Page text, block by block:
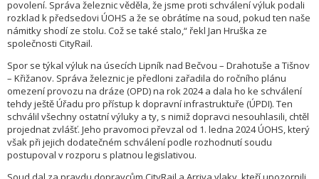
povolení. Správa železnic věděla, že jsme proti schválení výluk podali
rozklad k předsedovi ÚOHS a že se obrátíme na soud, pokud ten naše
námitky shodí ze stolu. Což se také stalo,“ řekl Jan Hruška ze
společnosti CityRail.
Spor se týkal výluk na úsecích Lipník nad Bečvou – Drahotuše a Tišnov
– Křižanov. Správa železnic je předloni zařadila do ročního plánu
omezení provozu na dráze (OPD) na rok 2024 a dala ho ke schválení
tehdy ještě Úřadu pro přístup k dopravní infrastruktuře (ÚPDI). Ten
schválil všechny ostatní výluky a ty, s nimiž dopravci nesouhlasili, chtěl
projednat zvlášť. Jeho pravomoci převzal od 1. ledna 2024 ÚOHS, který
však při jejich dodatečném schválení podle rozhodnutí soudu
postupoval v rozporu s platnou legislativou.